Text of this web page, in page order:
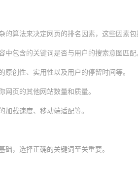
的算法来决定网页的排名因素，这些因素包
中包含的关键词是否与用户的搜索意图匹配
原创性、实用性以及用户的停留时间等。
网页的其他网站数量和质量。
加载速度、移动端适配等。
础，选择正确的关键词至关重要。